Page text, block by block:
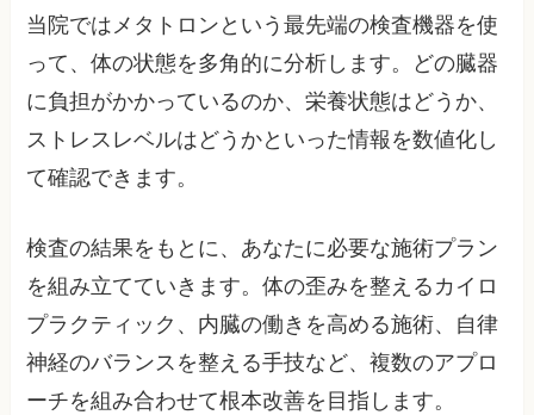
当院ではメタトロンという最先端の検査機器を使
って、体の状態を多角的に分析します。どの臓器
に負担がかかっているのか、栄養状態はどうか、
ストレスレベルはどうかといった情報を数値化し
て確認できます。
検査の結果をもとに、あなたに必要な施術プラン
を組み立てていきます。体の歪みを整えるカイロ
プラクティック、内臓の働きを高める施術、自律
神経のバランスを整える手技など、複数のアプロ
ーチを組み合わせて根本改善を目指します。